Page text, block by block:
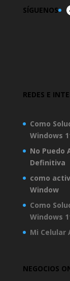
SÍGUENOS
REDES E
Como
Windows
No Puedo
Definitiva
como
Window
Como
Windows
Mi Celular
NEGOCIOS